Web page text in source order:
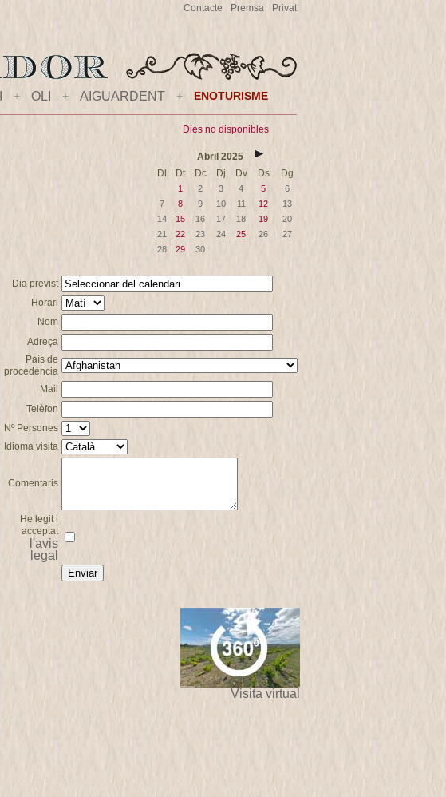
Privat
Premsa
Contacte
+ OLI + AIGUARDENT + ENOTURISME
Dies no disponibles
Abril 2025
Dl
Dt Dc Dj Dv Ds Dg
1 2 3 4 5
6
7
8 9 10 11 12
13
14
15 16 17 18 19
20
21
22 23 24 25 26
27
28
29 30
Dia previst
Horari
Nom
Adreça
País de
procedència
Mail
Telèfon
Nº Persones
Idioma visita
Comentaris
He legit i
acceptat
l'avis
legal
Visita virtual